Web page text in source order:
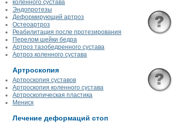
коленного сустава
Эндопротезы
Деформирующий артроз
Остеоартроз
Реабилитация после протезирования
Перелом шейки бедра
Артроз тазобедренного сустава
Артроз коленного сустава
Артроскопия
Артроскопия суставов
Артроскопия коленного сустава
Артроскопическая пластика
Мениск
Лечение деформаций стоп